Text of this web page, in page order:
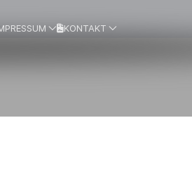
KONTAKT